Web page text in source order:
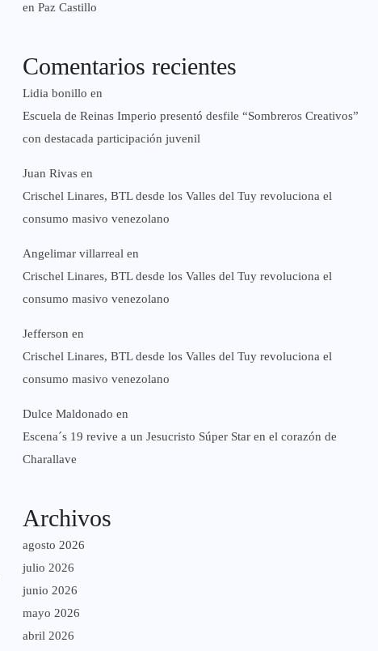
en Paz Castillo
Comentarios recientes
Lidia bonillo en
Escuela de Reinas Imperio presentó desfile “Sombreros Creativos”
con destacada participación juvenil
Juan Rivas en
Crischel Linares, BTL desde los Valles del Tuy revoluciona el
consumo masivo venezolano
Angelimar villarreal en
Crischel Linares, BTL desde los Valles del Tuy revoluciona el
consumo masivo venezolano
Jefferson en
Crischel Linares, BTL desde los Valles del Tuy revoluciona el
consumo masivo venezolano
Dulce Maldonado en
Escena´s 19 revive a un Jesucristo Súper Star en el corazón de
Charallave
Archivos
agosto 2026
julio 2026
junio 2026
mayo 2026
abril 2026